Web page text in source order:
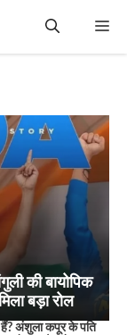
की बायोपिक
बड़ा रोल
अंशुला कपूर के पति